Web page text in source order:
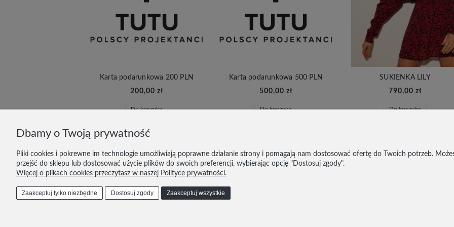
Karta podarunkowa 200 PLN
200,00 zł
Do koszyka
Karta podarunkowa 500 PLN
500,00 zł
Do koszyka
SUKIENKA LILY
790,00 zł
Do koszyka
Dbamy o Twoją prywatność
Pliki cookies i pokrewne im technologie umożliwiają poprawne działanie strony i pomagają nam dostosować ofertę do Twoich potrzeb.
przejść do sklepu lub dostosować użycie plików do swoich preferencji, wybierając opcję "Dostosuj zgody".
Więcej o plikach cookies przeczytasz w naszej Polityce prywatności.
Zaakceptuj tylko niezbędne Dostosuj zgody Zaakceptuj wszystkie